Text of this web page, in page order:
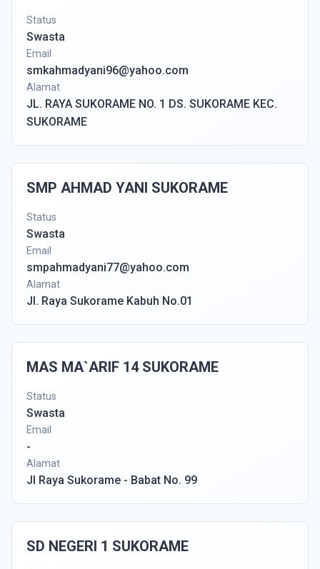
Status
Swasta
Email
smkahmadyani96@yahoo.com
Alamat
JL. RAYA SUKORAME NO. 1 DS. SUKORAME KEC.
SUKORAME
SMP AHMAD YANI SUKORAME
Status
Swasta
Email
smpahmadyani77@yahoo.com
Alamat
Jl. Raya Sukorame Kabuh No.01
MAS MA`ARIF 14 SUKORAME
Status
Swasta
Email
-
Alamat
Jl Raya Sukorame - Babat No. 99
SD NEGERI 1 SUKORAME